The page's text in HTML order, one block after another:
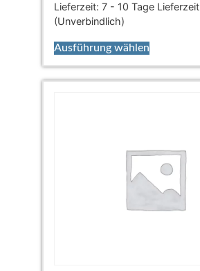
Lieferzeit: 7 - 10 Tage Lieferzeit
(Unverbindlich)
Ausführung wählen